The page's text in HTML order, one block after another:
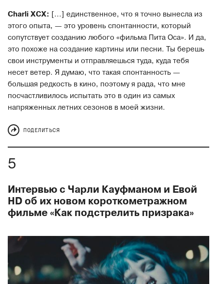
Charli XCX: [...] единственное, что я точно вынесла из
этого опыта, — это уровень спонтанности, который
сопутствует созданию любого «фильма Пита Оса». И да,
это похоже на создание картины или песни. Ты берешь
свои инструменты и отправляешься туда, куда тебя
несет ветер. Я думаю, что такая спонтанность —
большая редкость в кино, поэтому я рада, что мне
посчастливилось испытать это в один из самых
напряженных летних сезонов в моей жизни.
ПОДЕЛИТЬСЯ
Интервью с Чарли Кауфманом и Евой
HD об их новом короткометражном
фильме «Как подстрелить призрака»